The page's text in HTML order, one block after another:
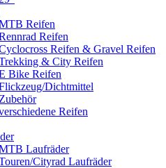
Reifen
Reifen
Reifen & Gravel Reifen
& City Reifen
Bike Reifen
Dichtmittel
Zubehör
Reifen
Laufräder
Cityrad Laufräder